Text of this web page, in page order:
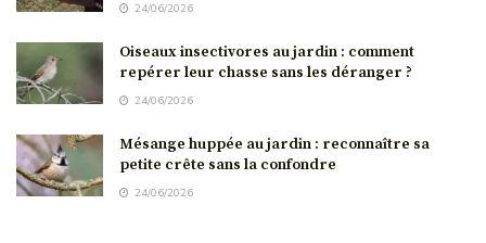
24/06/2026
Oiseaux insectivores au jardin : comment
repérer leur chasse sans les déranger ?
24/06/2026
Mésange huppée au jardin : reconnaître sa
petite crête sans la confondre
24/06/2026